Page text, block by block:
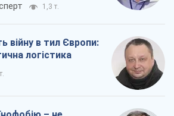
1,3 т.
війну в тил Європи:
логістика